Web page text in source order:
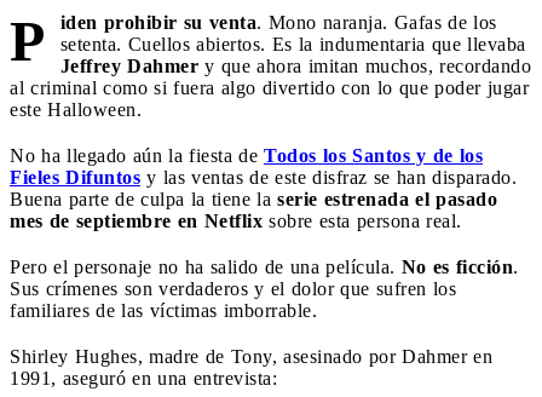
P iden prohibir su venta. Mono naranja. Gafas de los
setenta. Cuellos abiertos. Es la indumentaria que llevaba
Jeffrey Dahmer y que ahora imitan muchos, recordando
al criminal como si fuera algo divertido con lo que poder jugar
este Halloween.
No ha llegado aún la fiesta de Todos los Santos y de los
Fieles Difuntos y las ventas de este disfraz se han disparado.
Buena parte de culpa la tiene la serie estrenada el pasado
mes de septiembre en Netflix sobre esta persona real.
Pero el personaje no ha salido de una película. No es ficción.
Sus crímenes son verdaderos y el dolor que sufren los
familiares de las víctimas imborrable.
Shirley Hughes, madre de Tony, asesinado por Dahmer en
1991, aseguró en una entrevista: